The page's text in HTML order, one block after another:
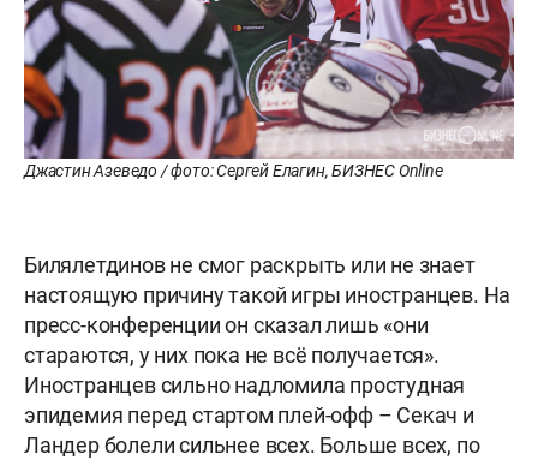
Джастин Азеведо / фото: Сергей Елагин, БИЗНЕС Online
Билялетдинов не смог раскрыть или не знает
настоящую причину такой игры иностранцев. На
пресс-конференции он сказал лишь «они
стараются, у них пока не всё получается».
Иностранцев сильно надломила простудная
эпидемия перед стартом плей-офф – Секач и
Ландер болели сильнее всех. Больше всех, по